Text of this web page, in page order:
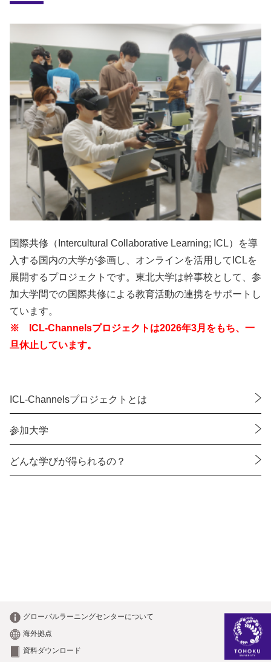
国際共修（Intercultural Collaborative Learning; ICL）を導
入する国内の大学が参画し、オンラインを活用してICLを
展開するプロジェクトです。東北大学は幹事校として、参
加大学間での国際共修による教育活動の連携をサポートし
ています。
※ ICL-Channelsプロジェクトは2026年3月をもち、一
旦休止しています。
ICL-Channelsプロジェクトとは
参加大学
どんな学びが得られるの？
グローバルラーニングセンターについて
海外拠点
資料ダウンロード